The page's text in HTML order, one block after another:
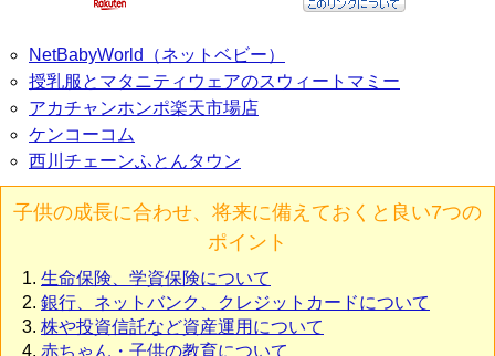
NetBabyWorld（ネットベビー）
授乳服とマタニティウェアのスウィートマミー
アカチャンホンポ楽天市場店
ケンコーコム
西川チェーンふとんタウン
子供の成長に合わせ、将来に備えておくと良い7つの
ポイント
生命保険、学資保険について
銀行、ネットバンク、クレジットカードについて
株や投資信託など資産運用について
赤ちゃん・子供の教育について